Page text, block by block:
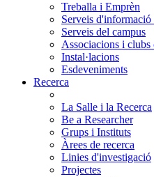
Treballa i Emprèn
Serveis d'informació
Serveis del campus
Associacions i clubs
Instal·lacions
Esdeveniments
Recerca
La Salle i la Recerca
Be a Researcher
Grups i Instituts
Àrees de recerca
Linies d'investigació
Projectes